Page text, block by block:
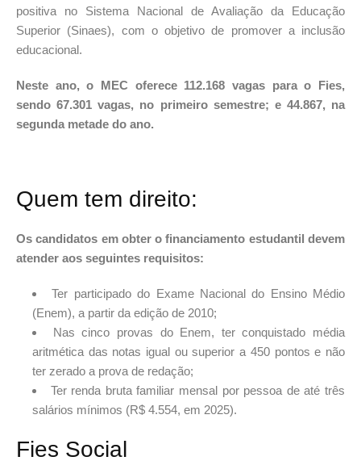
positiva no Sistema Nacional de Avaliação da Educação
Superior (Sinaes), com o objetivo de promover a inclusão
educacional.
Neste ano, o MEC oferece 112.168 vagas para o Fies,
sendo 67.301 vagas, no primeiro semestre; e 44.867, na
segunda metade do ano.
Quem tem direito:
Os candidatos em obter o financiamento estudantil devem
atender aos seguintes requisitos:
Ter participado do Exame Nacional do Ensino Médio
(Enem), a partir da edição de 2010;
Nas cinco provas do Enem, ter conquistado média
aritmética das notas igual ou superior a 450 pontos e não
ter zerado a prova de redação;
Ter renda bruta familiar mensal por pessoa de até três
salários mínimos (R$ 4.554, em 2025).
Fies Social